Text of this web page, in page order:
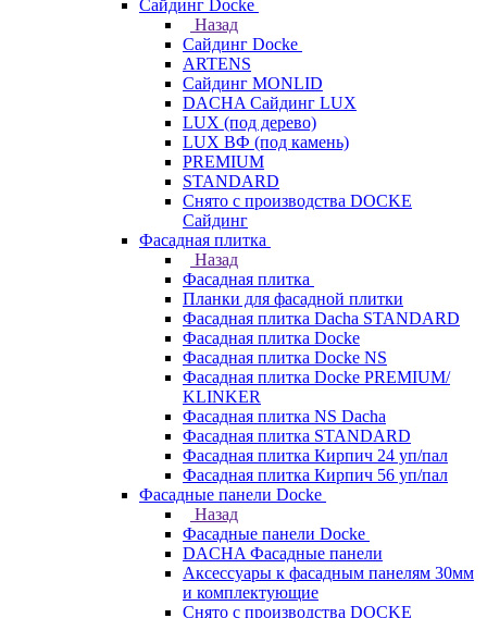
Сайдинг Docke
Назад
Сайдинг Docke
ARTENS
Cайдинг MONLID
DACHA Сайдинг LUX
LUX (под дерево)
LUX ВФ (под камень)
PREMIUM
STANDARD
Снято с производства DOCKE
Сайдинг
Фасадная плитка
Назад
Фасадная плитка
Планки для фасадной плитки
Фасадная плитка Dacha STANDARD
Фасадная плитка Docke
Фасадная плитка Docke NS
Фасадная плитка Docke PREMIUM/
KLINKER
Фасадная плитка NS Dacha
Фасадная плитка STANDARD
Фасадная плитка Кирпич 24 уп/пал
Фасадная плитка Кирпич 56 уп/пал
Фасадные панели Docke
Назад
Фасадные панели Docke
DACHA Фасадные панели
Аксессуары к фасадным панелям 30мм
и комплектующие
Снято с производства DOCKE